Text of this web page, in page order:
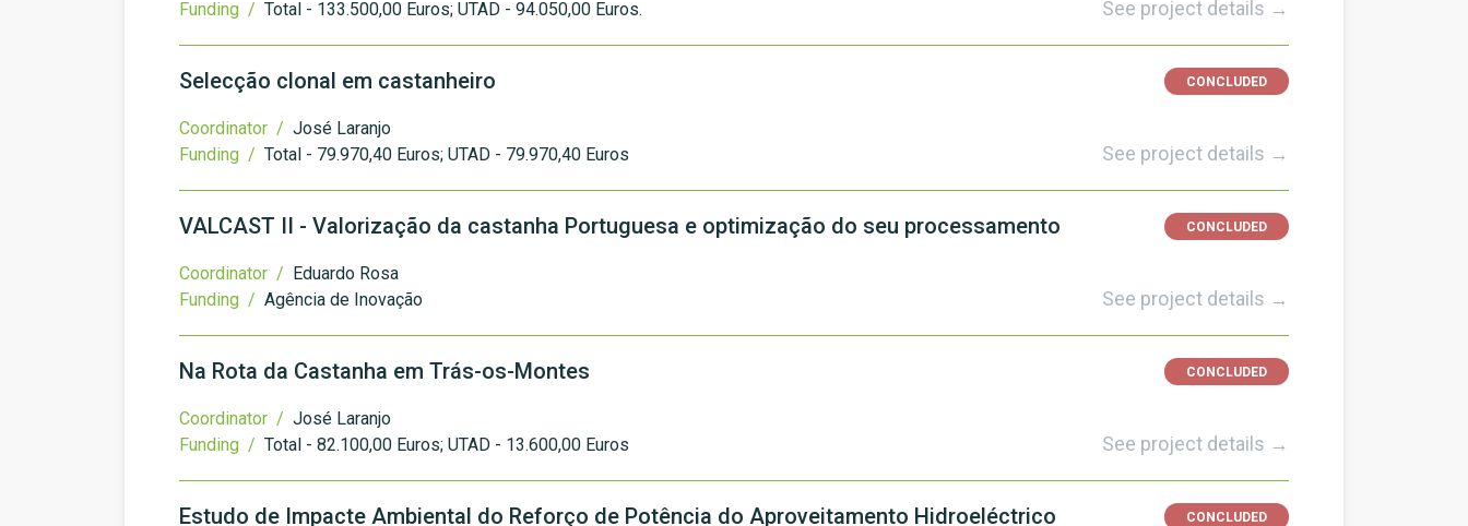
Funding / Total - 133.500,00 Euros; UTAD - 94.050,00 Euros. See project details →
Selecção clonal em castanheiro CONCLUDED
Coordinator / José Laranjo
Funding / Total - 79.970,40 Euros; UTAD - 79.970,40 Euros See project details →
VALCAST II - Valorização da castanha Portuguesa e optimização do seu processamento CONCLUDED
Coordinator / Eduardo Rosa
Funding / Agência de Inovação See project details →
Na Rota da Castanha em Trás-os-Montes CONCLUDED
Coordinator / José Laranjo
Funding / Total - 82.100,00 Euros; UTAD - 13.600,00 Euros See project details →
Estudo de Impacte Ambiental do Reforço de Potência do Aproveitamento Hidroeléctrico CONCLUDED